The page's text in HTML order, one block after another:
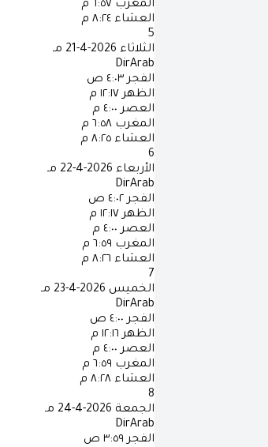
المغرب ٦:٥٧ م
العشاء ٨:٢٤ م
5
الثلاثاء 2026-4-21 مـ
DirArab
الفجر ٤:٠٣ ص
الظهر ١٢:١٧ م
العصر ٤:٠٠ م
المغرب ٦:٥٨ م
العشاء ٨:٢٥ م
6
الأربعاء 2026-4-22 مـ
DirArab
الفجر ٤:٠٢ ص
الظهر ١٢:١٧ م
العصر ٤:٠٠ م
المغرب ٦:٥٩ م
العشاء ٨:٢٦ م
7
الخميس 2026-4-23 مـ
DirArab
الفجر ٤:٠٠ ص
الظهر ١٢:١٦ م
العصر ٤:٠٠ م
المغرب ٦:٥٩ م
العشاء ٨:٢٨ م
8
الجمعة 2026-4-24 مـ
DirArab
الفجر ٣:٥٩ ص